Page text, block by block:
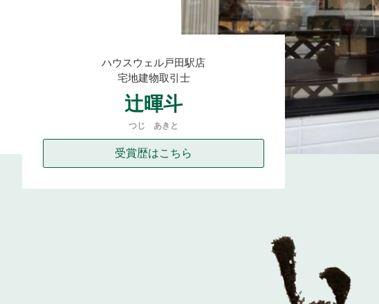
ふじみ野市 富士見市 桶川市
所沢市 狭山市
宇都宮市 下野市
古河市 坂戸市 東松山市 上里町 日高市
ハウスウェル戸田駅店
宅地建物取引士
辻暉斗
つじ あきと
受賞歴はこちら